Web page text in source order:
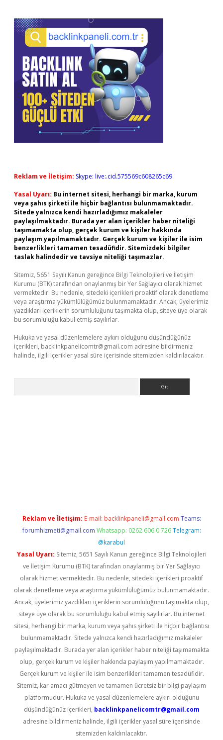
Reklam ve İletişim: Skype: live:.cid.575569c608265c69
Yasal Uyarı: Bu internet sitesi, herhangi bir marka, kurum
veya şahıs şirketi ile hiçbir bağlantısı bulunmamaktadır.
Sitede yalnızca kendi hazırladığımız makaleler
paylaşılmaktadır. Burada yer alan içerikler haber niteliği
taşımamakta olup, gerçek kurum ve kişiler hakkında
paylaşım yapılmamaktadır. Gerçek kurum ve kişiler ile isim
benzerlikleri tamamen tesadüfidir. Sitemizdeki bilgiler
taslak halindedir ve tavsiye niteliği taşımazlar.
Sitemiz, 5651 Sayılı Kanun gereğince Bilgi Teknolojileri ve İletişim
Kurumu (BTK) tarafından onaylanmış bir Yer Sağlayıcı olarak hizmet
vermektedir. Bu nedenle, sitedeki içerikleri proaktif olarak denetleme
veya araştırma yükümlülüğümüz bulunmamaktadır. Ancak, üyelerimiz
yazdıkları içeriklerin sorumluluğunu taşımakta olup, siteye üye olarak
bu sorumluluğu kabul etmiş sayılırlar.
Hukuka ve yasal düzenlemelere aykırı olduğunu düşündüğünüz
içerikleri, backlinkpanelicomtr@gmail.com adresine bildirmeniz
halinde, ilgili içerikler yasal süre içerisinde sitemizden kaldırılacaktır.
Reklam ve İletişim: E-mail: backlinkpaneli@gmail.com Teams:
forumhizmeti@gmail.com Whatsapp: 0262 606 0 726 Telegram:
@karabul
Yasal Uyarı: Sitemiz, 5651 Sayılı Kanun gereğince Bilgi Teknolojileri
ve İletişim Kurumu (BTK) tarafından onaylanmış bir Yer Sağlayıcı
olarak hizmet vermektedir. Bu nedenle, sitedeki içerikleri proaktif
olarak denetleme veya araştırma yükümlülüğümüz bulunmamaktadır.
Ancak, üyelerimiz yazdıkları içeriklerin sorumluluğunu taşımakta olup,
siteye üye olarak bu sorumluluğu kabul etmiş sayılırlar. Bu internet
sitesi, herhangi bir marka, kurum veya şahıs şirketi ile hiçbir bağlantısı
bulunmamaktadır. Sitede yalnızca kendi hazırladığımız makaleler
paylaşılmaktadır. Burada yer alan içerikler haber niteliği taşımamakta
olup, gerçek kurum ve kişiler hakkında paylaşım yapılmamaktadır.
Gerçek kurum ve kişiler ile isim benzerlikleri tamamen tesadüfidir.
Sitemiz, kar amacı gütmeyen ve tamamen ücretsiz bir bilgi paylaşım
platformudur. Hukuka ve yasal düzenlemelere aykırı olduğunu
düşündüğünüz içerikleri, backlinkpanelicomtr@gmail.com
adresine bildirmeniz halinde, ilgili içerikler yasal süre içerisinde
sitemizden kaldırılacaktır.